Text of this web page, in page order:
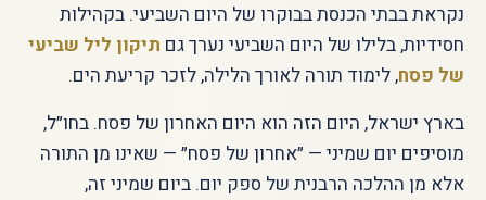
נקראת בבתי הכנסת בבוקרו של היום השביעי. בקהילות
חסידיות, בלילו של היום השביעי נערך גם תיקון ליל שביעי
של פסח, לימוד תורה לאורך הלילה, לזכר קריעת הים.
בארץ ישראל, היום הזה הוא היום האחרון של פסח. בחו״ל,
מוסיפים יום שמיני — ״אחרון של פסח״ — שאינו מן התורה
אלא מן ההלכה הרבנית של ספק יום. ביום שמיני זה,